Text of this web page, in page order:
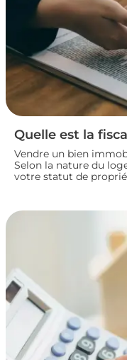
Quelle est la
Vendre un bien
Selon la nature du
votre statut de
exonérations et